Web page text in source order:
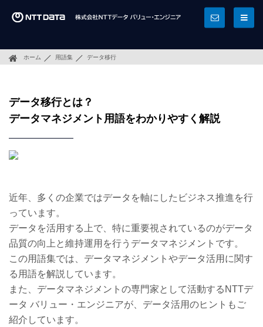
ホーム 用語集 データ移行
データ移行とは？
データマネジメント用語をわかりやすく解説
近年、多くの企業ではデータを軸にしたビジネス推進を行
っています。
データを活用する上で、特に重要視されているのがデータ
品質の向上と維持運用を行うデータマネジメントです。
この用語集では、データマネジメントやデータ活用に関す
る用語を解説しています。
また、データマネジメントの専門家として活動するNTTデ
ータ バリュー・エンジニアが、データ活用のヒントもご
紹介しています。